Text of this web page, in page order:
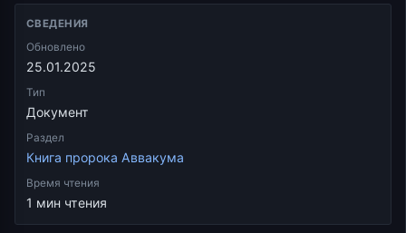
СВЕДЕНИЯ
Обновлено
25.01.2025
Тип
Документ
Раздел
Книга пророка Аввакума
Время чтения
1 мин чтения